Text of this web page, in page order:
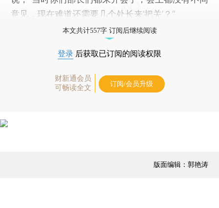
意见，现在难道还需要几个处长来‘把关’？”
本文共计557字 订阅后继续阅读
登录 后获取已订阅的阅读权限
财新通会员
可畅读全文
订阅/会员升级
版面编辑：郭艳涛